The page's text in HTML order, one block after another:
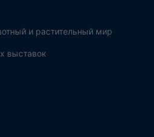
и растительный мир
выставок